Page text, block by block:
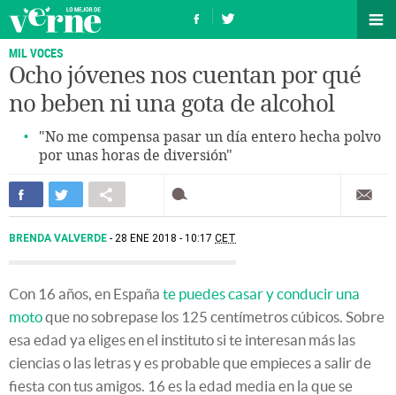
MIL VOCES
Ocho jóvenes nos cuentan por qué
no beben ni una gota de alcohol
"No me compensa pasar un día entero hecha polvo
por unas horas de diversión"
BRENDA VALVERDE 28 ENE 2018 - 10:17 CET
Con 16 años, en España te puedes casar y conducir una
motoque no sobrepase los 125 centímetros cúbicos. Sobre
esa edad ya eliges en el instituto si te interesan más las
ciencias o las letras y es probable que empieces a salir de
fiesta con tus amigos. 16 es la edad media en la que se